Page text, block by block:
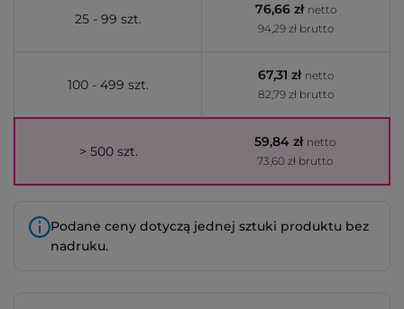
25 - 99 szt.
76,66 zł netto
94,29 zł brutto
100 - 499 szt.
67,31 zł netto
82,79 zł brutto
> 500 szt.
59,84 zł netto
73,60 zł brutto
Podane ceny dotyczą jednej sztuki produktu bez
nadruku.